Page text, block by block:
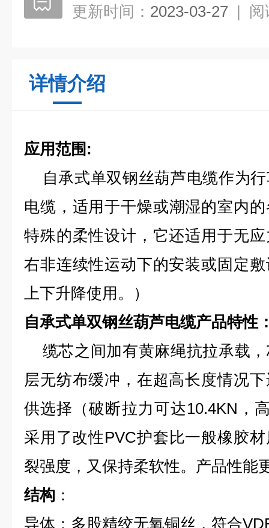
更新时间： 2023-03-27 | 阅
详情介绍
应用范围:
自承式单双钢丝葫芦电缆作为
电缆 ，适用于干燥或潮湿的室内
特殊的柔性设计，它还适用于无
右非连续性运动下的安装或固定
上下升降使用。）
自承式单双钢丝葫芦电缆产品特性
缆芯之间加有黄麻绳抗拉承载
层无纺布缓冲，在超高长度情况
供选择（破断拉力可达10.4KN，
采用了改性PVC护套比一般橡胶
裂强度，又保持柔软性。产品性
结构 ：
导体：多股精绞无氧铜丝，符合